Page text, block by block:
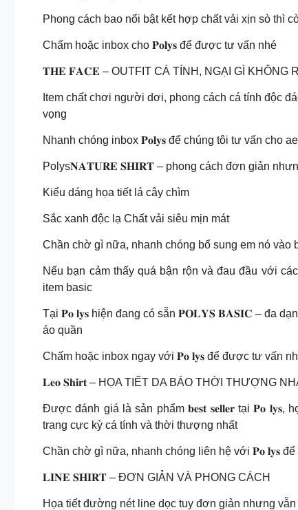
Phong cách bao nổi bật kết hợp chất vải xịn sò thì
Chấm hoặc inbox cho 𝐏𝐨𝐥𝐲𝐬 để được tư vấn nhé
𝐓𝐇𝐄 𝐅𝐀𝐂𝐄 – OUTFIT CÁ TÍNH, NGẠI GÌ KHÔNG
Item chất chơi người dơi, phong cách cá tính độc
vọng
Nhanh chóng inbox 𝐏𝐨𝐥𝐲𝐬 để chúng tôi tư vấn cho
Polys𝐍𝐀𝐓𝐔𝐑𝐄 𝐒𝐇𝐈𝐑𝐓 – phong cách đơn giản
Kiểu dáng họa tiết lá cây chìm
Sắc xanh độc lạ Chất vải siêu mịn mát
Chần chờ gì nữa, nhanh chóng bổ sung em nó vào
Nếu bạn cảm thấy quá bận rộn và đau đầu với
item basic
Tại 𝐏𝐨 𝐥𝐲𝐬 hiện đang có sẵn 𝐏𝐎𝐋𝐘𝐒 𝐁𝐀𝐒𝐈𝐂 – đa
áo quần
Chấm hoặc inbox ngay với 𝐏𝐨 𝐥𝐲𝐬 để được tư vấn
𝐋𝐞𝐨 𝐒𝐡𝐢𝐫𝐭 – HỌA TIẾT DA BÁO THỜI THƯỢNG
Được đánh giá là sản phẩm 𝐛𝐞𝐬𝐭 𝐬𝐞𝐥𝐥𝐞𝐫 tại 𝐏𝐨
trang cực kỳ cá tính và thời thượng nhất
Chần chờ gì nữa, nhanh chóng liên hệ với 𝐏𝐨 𝐥𝐲𝐬
𝐋𝐈𝐍𝐄 𝐒𝐇𝐈𝐑𝐓 – ĐƠN GIẢN VÀ PHONG CÁCH
Họa tiết đường nét line dọc tuy đơn giản nhưng